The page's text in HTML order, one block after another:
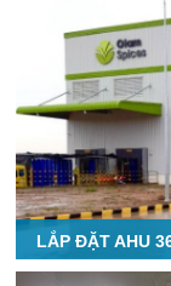
LẮP ĐẶT AHU